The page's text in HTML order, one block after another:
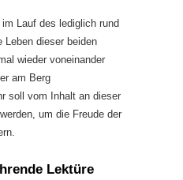
Lauf des lediglich rund
Leben dieser beiden
wieder voneinander
am Berg
soll vom Inhalt an dieser
um die Freude der
Lektüre